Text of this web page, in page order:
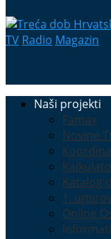
TV Radio Magazin
Naši projekti
Famax
Novine
Katalog
1.
Online